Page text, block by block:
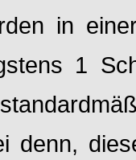
in
1
denn,